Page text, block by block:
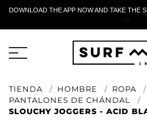
DOWNLOAD THE APP NOW AND TAKE THE
🤍
TIENDA HOMBRE
ROPA
PANTALONES DE CHÁNDAL
SLOUCHY JOGGERS - ACID
FORMULARIO DE